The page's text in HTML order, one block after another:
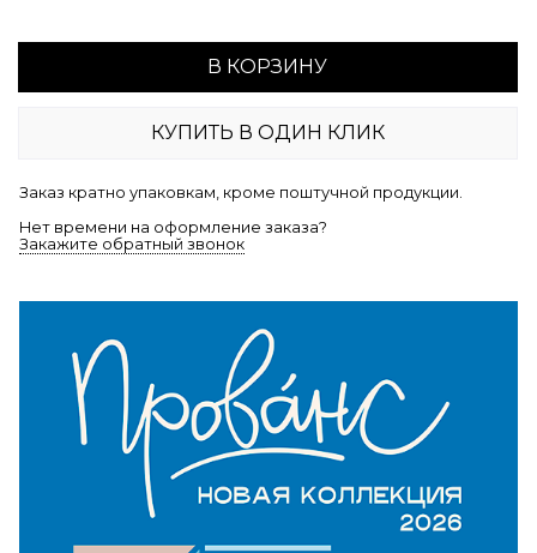
В КОРЗИНУ
КУПИТЬ В ОДИН КЛИК
Заказ кратно упаковкам, кроме поштучной продукции.
Нет времени на оформление заказа?
Закажите обратный звонок